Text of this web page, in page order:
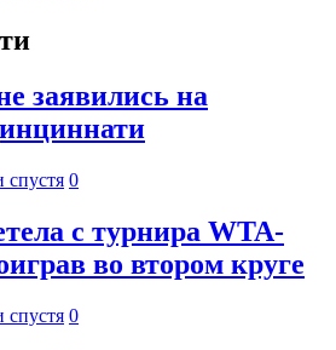
заявились на
спустя 0
с турнира WTA-
во втором круге
спустя 0